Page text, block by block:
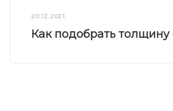
20.12.2021
Как подобрать